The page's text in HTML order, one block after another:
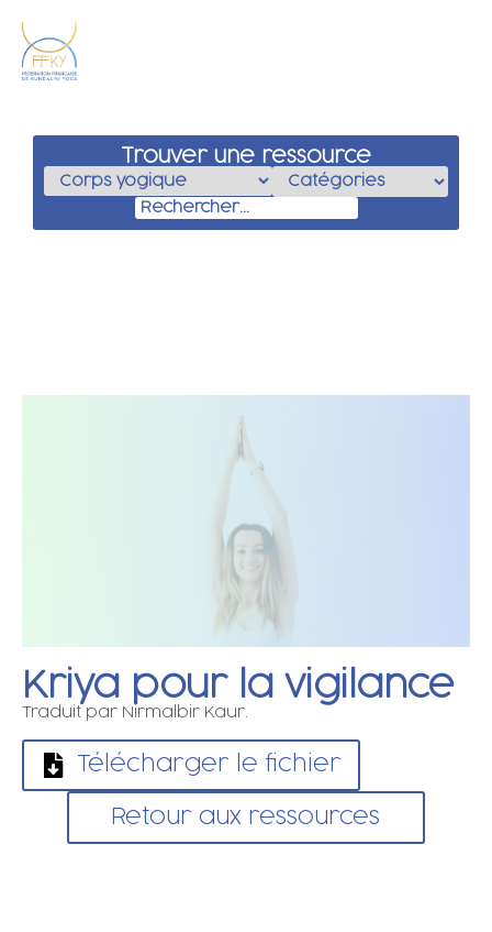
Trouver une ressource
Kriya pour la vigilance
Traduit par Nirmalbir Kaur.
Télécharger le fichier
Retour aux ressources